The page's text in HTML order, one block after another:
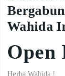
Wahida
Open
Herba Wahida !